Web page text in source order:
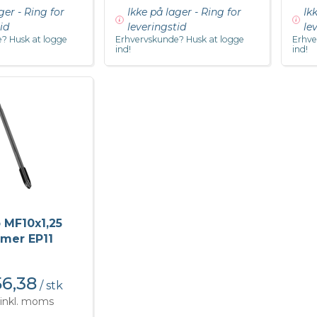
- Ring for
Husk at logge
Ikke på lager - Ring for
leveringstid
Erhvervskunde? Husk at logge
ind!
ind!
EP11
/ stk
moms